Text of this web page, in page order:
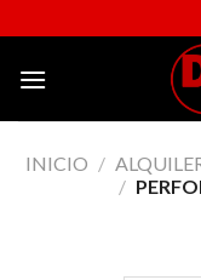
to
content
INICIO /
/